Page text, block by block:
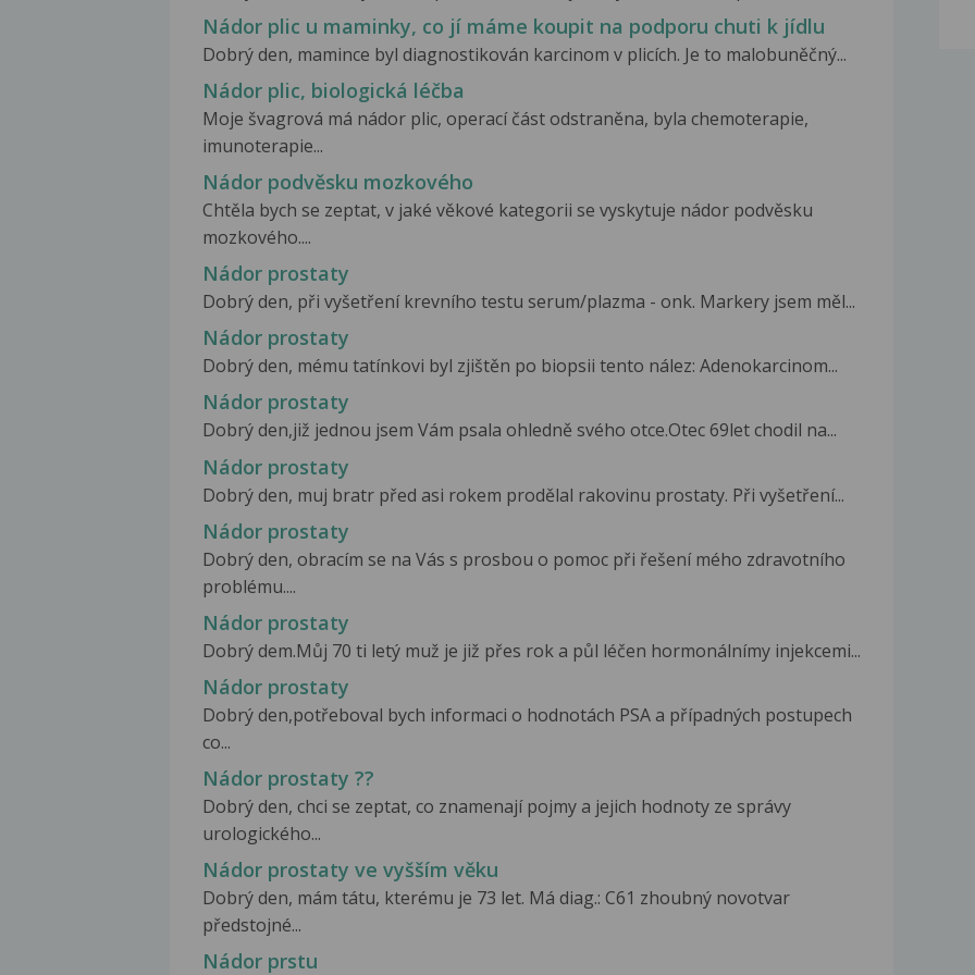
Nádor plic u maminky, co jí máme koupit na podporu chuti k jídlu
Dobrý den, mamince byl diagnostikován karcinom v plicích. Je to malobuněčný...
Nádor plic, biologická léčba
Moje švagrová má nádor plic, operací část odstraněna, byla chemoterapie,
imunoterapie...
Nádor podvěsku mozkového
Chtěla bych se zeptat, v jaké věkové kategorii se vyskytuje nádor podvěsku
mozkového....
Nádor prostaty
Dobrý den, při vyšetření krevního testu serum/plazma - onk. Markery jsem měl...
Nádor prostaty
Dobrý den, mému tatínkovi byl zjištěn po biopsii tento nález: Adenokarcinom...
Nádor prostaty
Dobrý den,již jednou jsem Vám psala ohledně svého otce.Otec 69let chodil na...
Nádor prostaty
Dobrý den, muj bratr před asi rokem prodělal rakovinu prostaty. Při vyšetření...
Nádor prostaty
Dobrý den, obracím se na Vás s prosbou o pomoc při řešení mého zdravotního
problému....
Nádor prostaty
Dobrý dem.Můj 70 ti letý muž je již přes rok a půl léčen hormonálnímy injekcemi...
Nádor prostaty
Dobrý den,potřeboval bych informaci o hodnotách PSA a případných postupech
co...
Nádor prostaty ??
Dobrý den, chci se zeptat, co znamenají pojmy a jejich hodnoty ze správy
urologického...
Nádor prostaty ve vyšším věku
Dobrý den, mám tátu, kterému je 73 let. Má diag.: C61 zhoubný novotvar
předstojné...
Nádor prstu